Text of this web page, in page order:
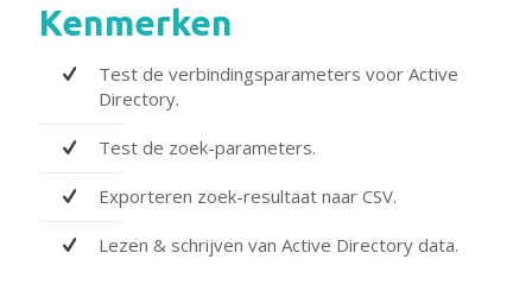
Kenmerken
Test de verbindingsparameters voor Active
Directory.
Test de zoek-parameters.
Exporteren zoek-resultaat naar CSV.
Lezen & schrijven van Active Directory data.